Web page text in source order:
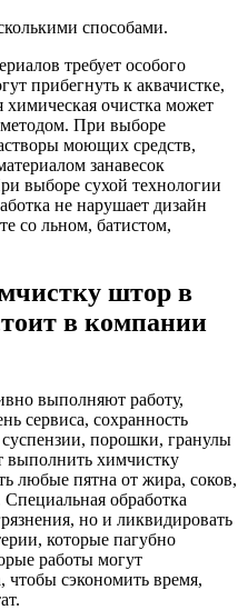
способами.
требует особого
прибегнуть к аквачистке,
очистка может
При выборе
моющих средств,
занавесок
выборе сухой технологии
не нарушает дизайн
со льном, батистом,
штор в
в компании
выполняют работу,
сервиса, сохранность
порошки, гранулы
выполнить химчистку
любые пятна от жира, соков,
обработка
но и ликвидировать
которые пагубно
работы могут
чтобы сэкономить время,